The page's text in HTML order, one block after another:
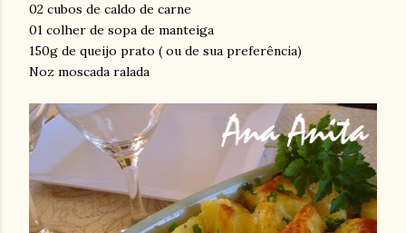
02 cubos de caldo de carne
01 colher de sopa de manteiga
150g de queijo prato ( ou de sua preferência)
Noz moscada ralada